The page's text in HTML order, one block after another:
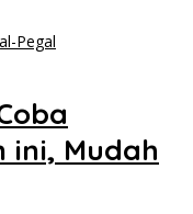
ini, Mudah